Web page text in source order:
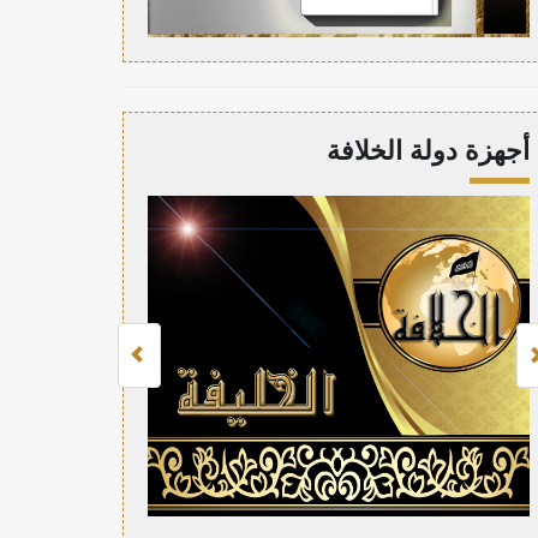
أجهزة دولة الخلافة